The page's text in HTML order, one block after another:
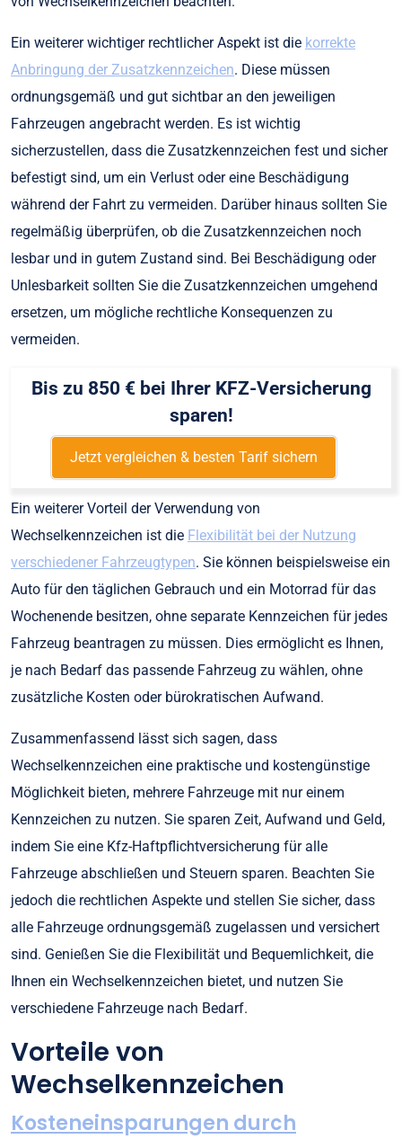
Ein weiterer wichtiger rechtlicher Aspekt ist die korrekte
Anbringung der Zusatzkennzeichen. Diese müssen
ordnungsgemäß und gut sichtbar an den jeweiligen
Fahrzeugen angebracht werden. Es ist wichtig
sicherzustellen, dass die Zusatzkennzeichen fest und sicher
befestigt sind, um ein Verlust oder eine Beschädigung
während der Fahrt zu vermeiden. Darüber hinaus sollten Sie
regelmäßig überprüfen, ob die Zusatzkennzeichen noch
lesbar und in gutem Zustand sind. Bei Beschädigung oder
Unlesbarkeit sollten Sie die Zusatzkennzeichen umgehend
ersetzen, um mögliche rechtliche Konsequenzen zu
vermeiden.
Bis zu 850 € bei Ihrer KFZ-Versicherung
sparen!
Jetzt vergleichen & besten Tarif sichern
Ein weiterer Vorteil der Verwendung von
Wechselkennzeichen ist die Flexibilität bei der Nutzung
verschiedener Fahrzeugtypen. Sie können beispielsweise ein
Auto für den täglichen Gebrauch und ein Motorrad für das
Wochenende besitzen, ohne separate Kennzeichen für jedes
Fahrzeug beantragen zu müssen. Dies ermöglicht es Ihnen,
je nach Bedarf das passende Fahrzeug zu wählen, ohne
zusätzliche Kosten oder bürokratischen Aufwand.
Zusammenfassend lässt sich sagen, dass
Wechselkennzeichen eine praktische und kostengünstige
Möglichkeit bieten, mehrere Fahrzeuge mit nur einem
Kennzeichen zu nutzen. Sie sparen Zeit, Aufwand und Geld,
indem Sie eine Kfz-Haftpflichtversicherung für alle
Fahrzeuge abschließen und Steuern sparen. Beachten Sie
jedoch die rechtlichen Aspekte und stellen Sie sicher, dass
alle Fahrzeuge ordnungsgemäß zugelassen und versichert
sind. Genießen Sie die Flexibilität und Bequemlichkeit, die
Ihnen ein Wechselkennzeichen bietet, und nutzen Sie
verschiedene Fahrzeuge nach Bedarf.
Vorteile von
Wechselkennzeichen
Kosteneinsparungen durch